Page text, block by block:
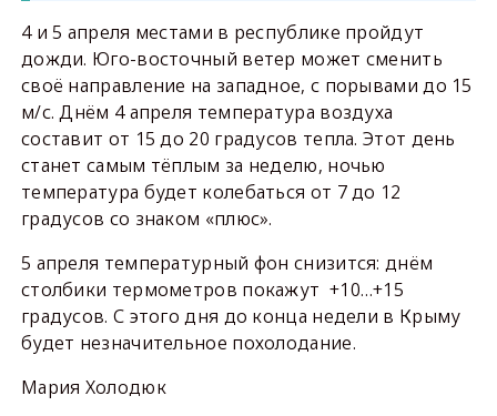
4 и 5 апреля местами в республике пройдут
дожди. Юго-восточный ветер может сменить
своё направление на западное, с порывами до 15
м/с. Днём 4 апреля температура воздуха
составит от 15 до 20 градусов тепла. Этот день
станет самым тёплым за неделю, ночью
температура будет колебаться от 7 до 12
градусов со знаком «плюс».
5 апреля температурный фон снизится: днём
столбики термометров покажут +10…+15
градусов. С этого дня до конца недели в Крыму
будет незначительное похолодание.
Мария Холодюк